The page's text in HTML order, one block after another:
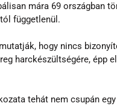
mára 69 országban
függetlenül.
hogy nincs
harckészültségére, épp
tehát nem csupán